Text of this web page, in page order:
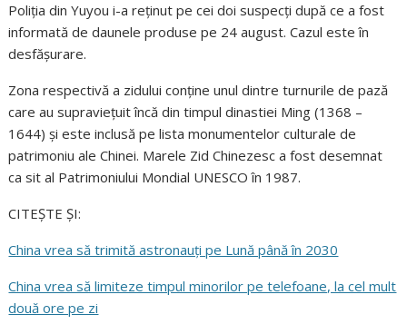
Poliția din Yuyou i-a reținut pe cei doi suspecți după ce a fost
informată de daunele produse pe 24 august. Cazul este în
desfășurare.
Zona respectivă a zidului conține unul dintre turnurile de pază
care au supraviețuit încă din timpul dinastiei Ming (1368 –
1644) și este inclusă pe lista monumentelor culturale de
patrimoniu ale Chinei. Marele Zid Chinezesc a fost desemnat
ca sit al Patrimoniului Mondial UNESCO în 1987.
CITEȘTE ȘI:
China vrea să trimită astronauți pe Lună până în 2030
China vrea să limiteze timpul minorilor pe telefoane, la cel mult
două ore pe zi